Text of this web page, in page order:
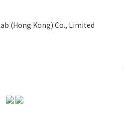
(Hong Kong) Co., Limited